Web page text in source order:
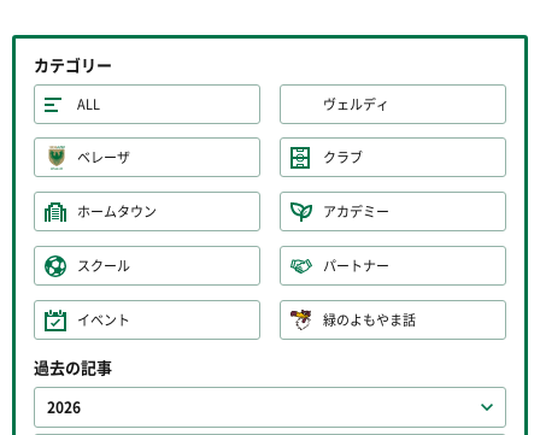
カテゴリー
ALL ヴェルディ
ベレーザ クラブ
ホームタウン アカデミー
スクール パートナー
イベント 緑のよもやま話
過去の記事
2026